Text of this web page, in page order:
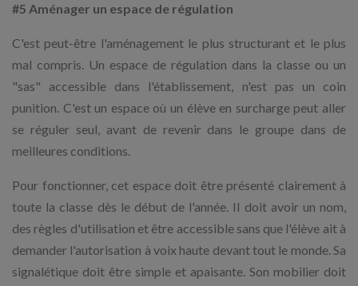
#5 Aménager un espace de régulation
C'est peut-être l'aménagement le plus structurant et le plus
mal compris. Un espace de régulation dans la classe ou un
"sas" accessible dans l'établissement, n'est pas un coin
punition. C'est un espace où un élève en surcharge peut aller
se réguler seul, avant de revenir dans le groupe dans de
meilleures conditions.
Pour fonctionner, cet espace doit être présenté clairement à
toute la classe dès le début de l'année. Il doit avoir un nom,
des règles d'utilisation et être accessible sans que l'élève ait à
demander l'autorisation à voix haute devant tout le monde. Sa
signalétique doit être simple et apaisante. Son mobilier doit